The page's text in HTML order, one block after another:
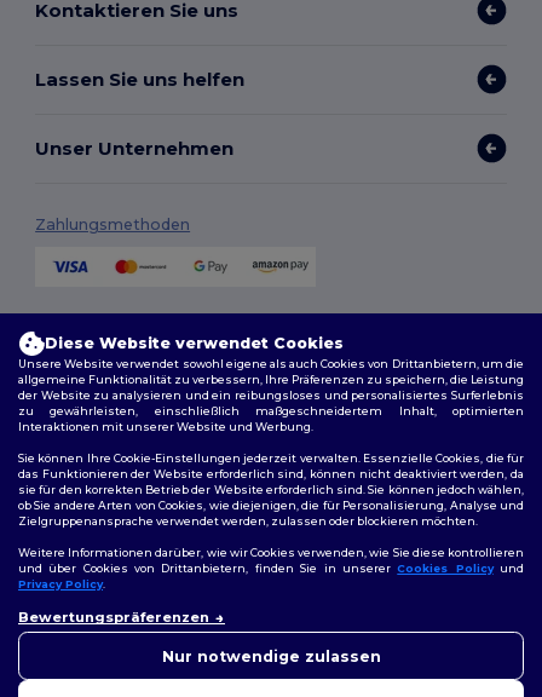
Kontaktieren Sie uns
Lassen Sie uns helfen
Unser Unternehmen
Zahlungsmethoden
Allgemeine Geschäftsbedingungen
Datenschutzbestimmungen|Cookie-Richtlinie|Site Map
Folge uns
Diese Website verwendet Cookies
Unsere Website verwendet sowohl eigene als auch Cookies von Drittanbietern, um die
allgemeine Funktionalität zu verbessern, Ihre Präferenzen zu speichern, die Leistung
der Website zu analysieren und ein reibungsloses und personalisiertes Surferlebnis
zu gewährleisten, einschließlich maßgeschneidertem Inhalt, optimierten
Interaktionen mit unserer Website und Werbung.
Sie können Ihre Cookie-Einstellungen jederzeit verwalten. Essenzielle Cookies, die für
das Funktionieren der Website erforderlich sind, können nicht deaktiviert werden, da
sie für den korrekten Betrieb der Website erforderlich sind. Sie können jedoch wählen,
ob Sie andere Arten von Cookies, wie diejenigen, die für Personalisierung, Analyse und
Zielgruppenansprache verwendet werden, zulassen oder blockieren möchten.
Weitere Informationen darüber, wie wir Cookies verwenden, wie Sie diese kontrollieren
und über Cookies von Drittanbietern, finden Sie in unsererCookies Policyund
Privacy Policy.
Bewertungspräferenzen
Nur notwendige zulassen
uns jederzeit kontaktieren.